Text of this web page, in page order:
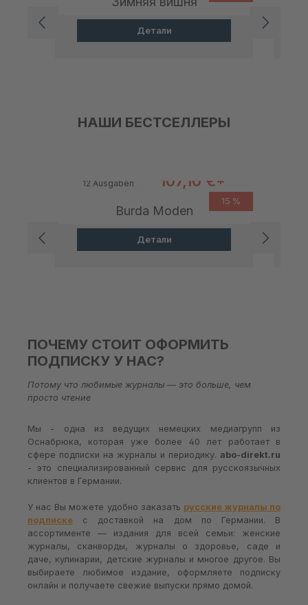
Детали
НАШИ БЕСТСЕЛЛЕРЫ
Пропустить галерею продуктов
15 %
12 Ausgaben
Цена продажи:
107,10 €*
Burda Moden
Детали
ПОЧЕМУ СТОИТ ОФОРМИТЬ
ПОДПИСКУ У НАС?
Потому что любимые журналы — это больше, чем
просто чтение
Мы - одна из ведущих немецких медиагрупп из
Оснабрюка, которая уже более 40 лет работает в
сфере подписки на журналы и периодику. abo-direkt.ru
- это специализированный сервис для русскоязычных
клиентов в Германии.
У нас Вы можете удобно заказать русские журналы по
подписке с доставкой на дом по Германии. В
ассортименте — издания для всей семьи: женские
журналы, сканворды, журналы о здоровье, саде и
даче, кулинарии, детские журналы и многое другое. Вы
выбираете любимое издание, оформляете подписку
онлайн и получаете свежие выпуски прямо домой.